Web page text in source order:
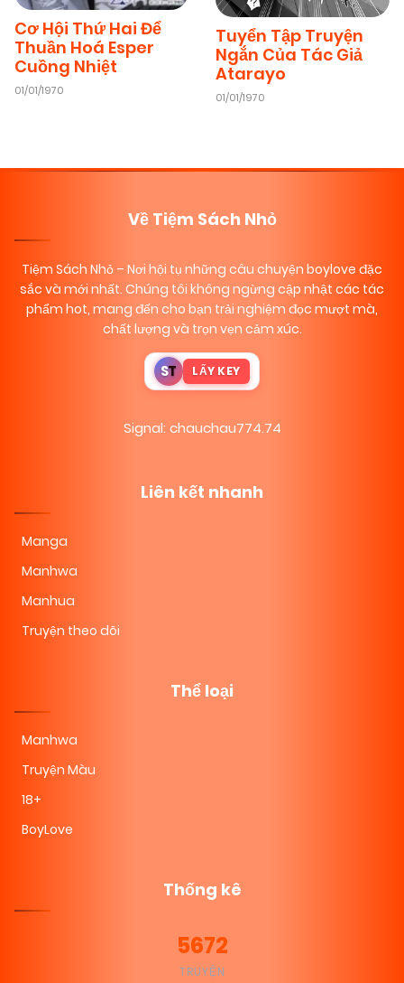
Cơ Hội Thứ Hai Để
Thuần Hoá Esper
Cuồng Nhiệt
01/01/1970
Tuyển Tập Truyện
Ngắn Của Tác Giả
Atarayo
01/01/1970
Về Tiệm Sách Nhỏ
Tiệm Sách Nhỏ – Nơi hội tụ những câu chuyện boylove đặc
sắc và mới nhất. Chúng tôi không ngừng cập nhật các tác
phẩm hot, mang đến cho bạn trải nghiệm đọc mượt mà,
chất lượng và trọn vẹn cảm xúc.
ST LẤY KEY
Signal: chauchau774.74
Liên kết nhanh
Manga
Manhwa
Manhua
Truyện theo dõi
Thể loại
Manhwa
Truyện Màu
18+
BoyLove
Thống kê
5672
TRUYỆN